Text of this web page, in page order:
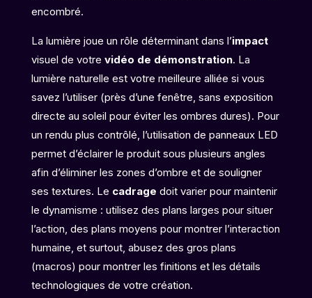
encombré.
La lumière joue un rôle déterminant dans l’impact
visuel de votre vidéo de démonstration. La
lumière naturelle est votre meilleure alliée si vous
savez l’utiliser (près d’une fenêtre, sans exposition
directe au soleil pour éviter les ombres dures). Pour
un rendu plus contrôlé, l’utilisation de panneaux LED
permet d’éclairer le produit sous plusieurs angles
afin d’éliminer les zones d’ombre et de souligner
ses textures. Le cadrage doit varier pour maintenir
le dynamisme : utilisez des plans larges pour situer
l’action, des plans moyens pour montrer l’interaction
humaine, et surtout, abusez des gros plans
(macros) pour montrer les finitions et les détails
technologiques de votre création.